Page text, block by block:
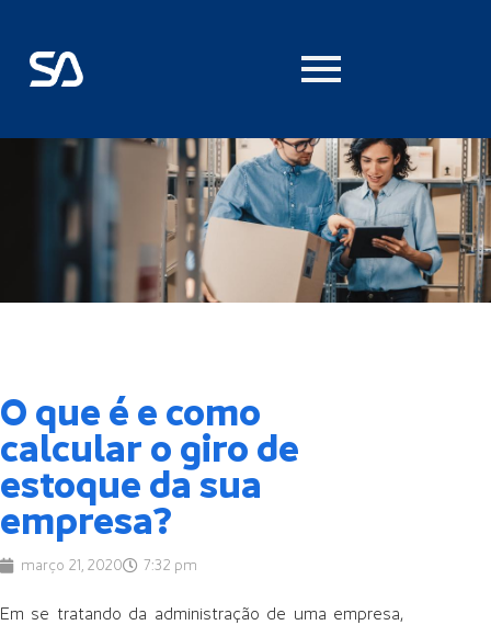
O que é e como
calcular o giro de
estoque da sua
empresa?
março 21, 2020 7:32 pm
Em se tratando da administração de uma empresa,